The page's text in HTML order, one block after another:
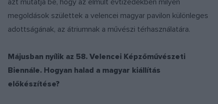
azt mutatja be, hogy az elmúlt évtizedekben milyen
megoldások születtek a velencei magyar pavilon különleges
adottságának, az átriumnak a művészi térhasználatára.
Májusban nyílik az 58. Velencei Képzőművészeti
Biennále. Hogyan halad a magyar kiállítás
előkészítése?